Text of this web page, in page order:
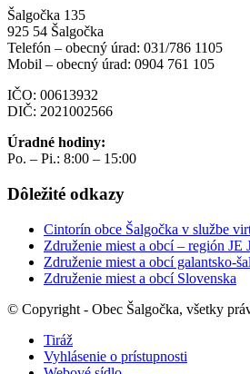
Šalgočka 135
925 54 Šalgočka
Telefón – obecný úrad: 031/786 1105
Mobil – obecný úrad: 0904 761 105
IČO: 00613932
DIČ: 2021002566
Úradné hodiny:
Po. – Pi.: 8:00 – 15:00
Dôležité odkazy
Cintorín obce Šalgočka v službe
Združenie miest a obcí – región JE
Združenie miest a obcí galantsko-
Združenie miest a obcí Slovenska
© Copyright - Obec Šalgočka, všetky
Tiráž
Vyhlásenie o prístupnosti